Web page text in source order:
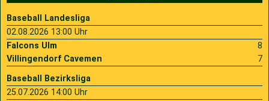
Baseball Landesliga
02.08.2026 13:00 Uhr
Falcons Ulm
8
Villingendorf Cavemen
7
Baseball Bezirksliga
25.07.2026 14:00 Uhr